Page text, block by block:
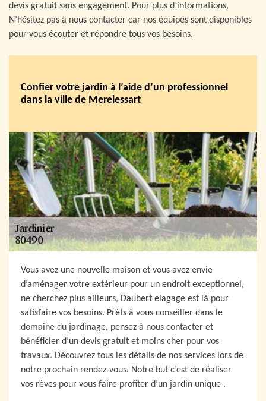
devis gratuit sans engagement. Pour plus d’informations,
N’hésitez pas à nous contacter car nos équipes sont disponibles
pour vous écouter et répondre tous vos besoins.
Confier votre jardin à l’aide d’un professionnel
dans la ville de Merelessart
Vous avez une nouvelle maison et vous avez envie
d’aménager votre extérieur pour un endroit exceptionnel,
ne cherchez plus ailleurs, Daubert elagage est là pour
satisfaire vos besoins. Prêts à vous conseiller dans le
domaine du jardinage, pensez à nous contacter et
bénéficier d’un devis gratuit et moins cher pour vos
travaux. Découvrez tous les détails de nos services lors de
notre prochain rendez-vous. Notre but c’est de réaliser
vos rêves pour vous faire profiter d’un jardin unique .